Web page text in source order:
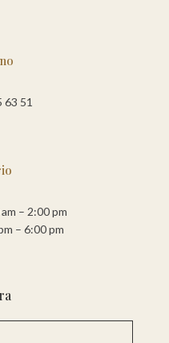
63 51
– 2:00 pm
– 6:00 pm